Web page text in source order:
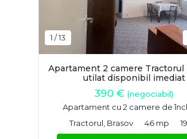
1 /13
Apartament 2 camere
utilat disponibil imediat
390 € (negociabil)
Apartament cu 2 camere de
Tractorul, Brasov
46 mp